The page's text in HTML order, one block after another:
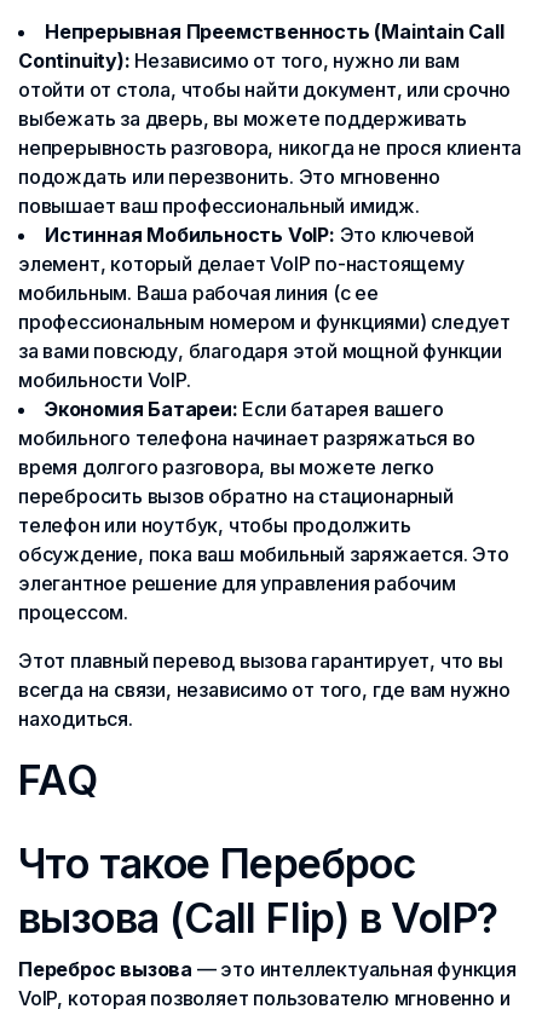
Непрерывная Преемственность (Maintain Call
Continuity): Независимо от того, нужно ли вам
отойти от стола, чтобы найти документ, или срочно
выбежать за дверь, вы можете поддерживать
непрерывность разговора, никогда не прося клиента
подождать или перезвонить. Это мгновенно
повышает ваш профессиональный имидж.
Истинная Мобильность VoIP: Это ключевой
элемент, который делает VoIP по-настоящему
мобильным. Ваша рабочая линия (с ее
профессиональным номером и функциями) следует
за вами повсюду, благодаря этой мощной функции
мобильности VoIP.
Экономия Батареи: Если батарея вашего
мобильного телефона начинает разряжаться во
время долгого разговора, вы можете легко
перебросить вызов обратно на стационарный
телефон или ноутбук, чтобы продолжить
обсуждение, пока ваш мобильный заряжается. Это
элегантное решение для управления рабочим
процессом.
Этот плавный перевод вызова гарантирует, что вы
всегда на связи, независимо от того, где вам нужно
находиться.
FAQ
Что такое Переброс
вызова (Call Flip) в VoIP?
Переброс вызова — это интеллектуальная функция
VoIP, которая позволяет пользователю мгновенно и